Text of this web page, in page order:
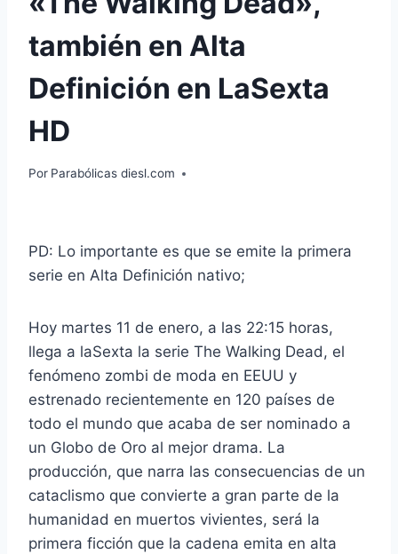
también en Alta
Definición en LaSexta
HD
Por Parabólicas diesl.com
PD: Lo importante es que se emite la primera
serie en Alta Definición nativo;
Hoy martes 11 de enero, a las 22:15 horas,
llega a laSexta la serie The Walking Dead, el
fenómeno zombi de moda en EEUU y
estrenado recientemente en 120 países de
todo el mundo que acaba de ser nominado a
un Globo de Oro al mejor drama. La
producción, que narra las consecuencias de un
cataclismo que convierte a gran parte de la
humanidad en muertos vivientes, será la
primera ficción que la cadena emita en alta